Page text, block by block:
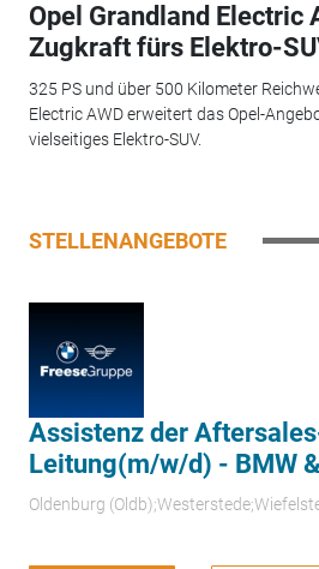
Opel Grandland Electric
Zugkraft fürs Elektro-
325 PS und über 500 Kilometer
Electric AWD erweitert das Opel-
vielseitiges Elektro-SUV.
STELLENANGEBOTE
Assistenz der
Leitung(m/w/d) - BMW
Oldenburg